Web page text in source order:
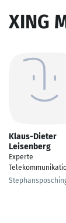
XING
Klaus-Dieter
Leisenberg
Experte